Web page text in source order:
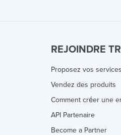
REJOINDRE
Proposez vos
Vendez des produits
Comment créer une
API Partenaire
Become a Partner